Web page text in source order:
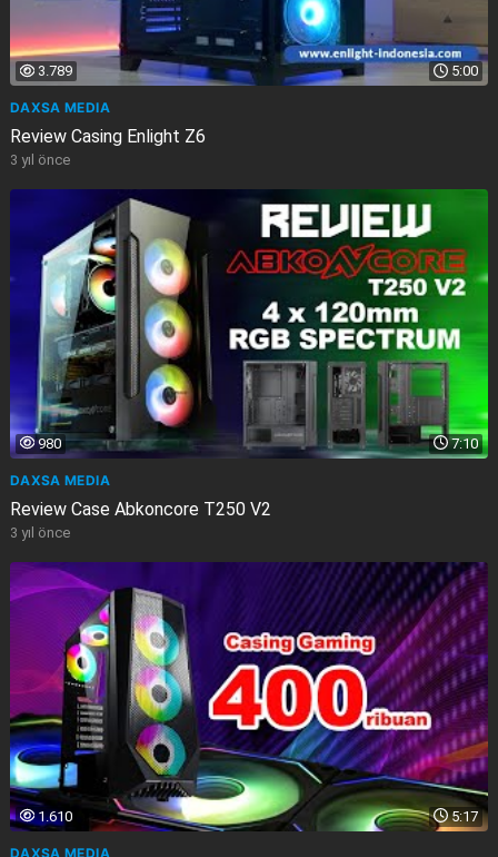
5:00
3.789
DAXSA MEDIA
Review Casing Enlight Z6
3 yıl önce
7:10
980
DAXSA MEDIA
Review Case Abkoncore T250 V2
3 yıl önce
5:17
1.610
DAXSA MEDIA